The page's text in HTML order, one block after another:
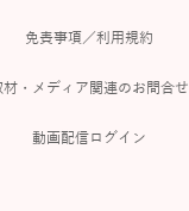
免責事項／利用規約
材・メディア関連のお問合せ
動画配信ログイン